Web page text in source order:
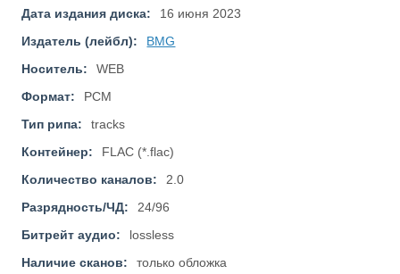
Дата издания диска:
16 июня 2023
Издатель (лейбл):
BMG
Носитель:
WEB
Формат:
PCM
Тип рипа:
tracks
Контейнер:
FLAC (*.flac)
Количество каналов:
2.0
Разрядность/ЧД:
24/96
Битрейт аудио:
lossless
Наличие сканов:
только обложка